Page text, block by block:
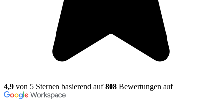
4,9 von 5 Sternen basierend auf808 Bewertungen auf